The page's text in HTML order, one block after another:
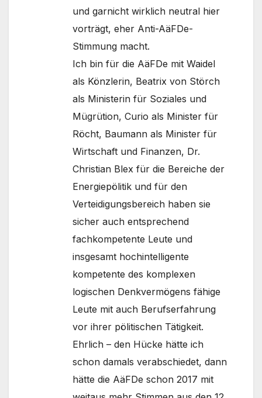
und garnicht wirklich neutral hier
vorträgt, eher Anti-AäFDe-
Stimmung macht.
Ich bin für die AäFDe mit Waidel
als Könzlerin, Beatrix von Störch
als Ministerin für Soziales und
Mügrütion, Curio als Minister für
Röcht, Baumann als Minister für
Wirtschaft und Finanzen, Dr.
Christian Blex für die Bereiche der
Energiepölitik und für den
Verteidigungsbereich haben sie
sicher auch entsprechend
fachkompetente Leute und
insgesamt hochintelligente
kompetente des komplexen
logischen Denkvermögens fähige
Leute mit auch Berufserfahrung
vor ihrer pölitischen Tätigkeit.
Ehrlich – den Hücke hätte ich
schon damals verabschiedet, dann
hätte die AäFDe schon 2017 mit